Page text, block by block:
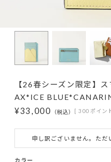
【26春シーズン限定】
AX*ICE
¥33,000 税込 [ 300 ポイン
申し訳ございません。ただ